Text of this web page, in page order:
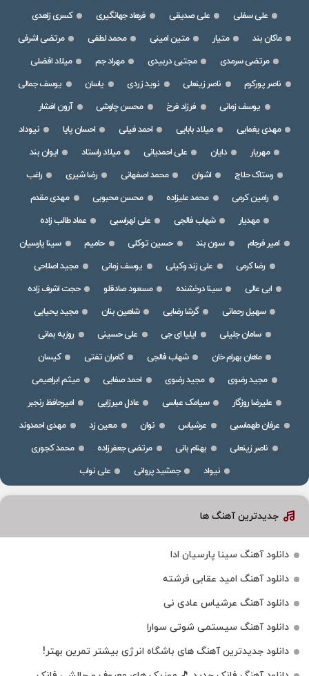
علی سفلی
علی صدیقی فرهاد جهانگیری
کسری زاهدی
ماکان بند
متیار متین امینی محمد لطفی
مرتضی اشرفی
مرتضی سرمدی
مجتبی دربیدی مهراد جم
میلاد افضلی
ناصر پورکرم
ناصر زینعلی نوید زردی یاسان
یوسف جمالی
یوسف زمانی
فرزاد فرخ محسن چاوشی
آرون افشار
مهدی یغمایی
میلاد بابایی احمد فیلی احسان پایا
نیوداد
مهریار
دایان علی احمدیانی میلاد راستاد
ایوان بند
رستاک حلاج
اشوان محمد اصفهانی رضا شیری
راغب
رامین کرمی
محمد علیزاده محسن محبوبی
مهدی مقدم
مهدیار
شهاب فالجی علی لهراسبی
عماد طالب زاده
امیر فرجام
سون بند حسین توکلی حامیم
سینا پارسیان
رضا کرمی
علی زند وکیلی یوسف زمانی
مجید اصلاحی
ابی عالی
سینا درخشنده مسعود صادقلو
حجت اشرف زاده
سهیل رحمانی
گرشا رضایی شاهین بنان
مجید یحیایی
سامان جلیلی
ایلیا ای جی علی حسینی
روزبه بمانی
ماهان بهرام خان
شهاب فالجی کامران تفتی
کیسان
مجید رضوی
مجید رضوی احمد صفایی
میثم ابراهیمی
علیرضا روزگار
سیامک عباسی عادل میرزایی
امیرحافظ رنجبر
عرفان طهماسبی
عرشیاس نوان معین زد
مهدی احمدوند
ناصر زینعلی
بهنام بانی مرتضی جعفرزاده
محمد کجوری
نیواد
جمشید پروانی علی نواب
جدیدترین آهنگ ها
دانلود آهنگ سینا پارسیان ادا
دانلود آهنگ امید عقابی فرشته
دانلود آهنگ عرشیاس عادی نی
دانلود آهنگ سیستمی شوتی سوارا
دانلود جدیدترین آهنگ‌ های باشگاه انرژی بیشتر تمرین بهتر!